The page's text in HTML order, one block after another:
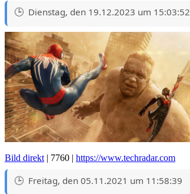
Dienstag, den 19.12.2023 um 15:03:52
Bild direkt | 7760 | https://www.techradar.com
Freitag, den 05.11.2021 um 11:58:39